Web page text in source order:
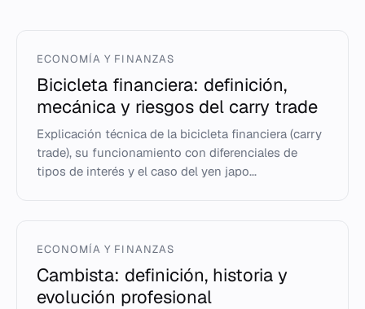
ECONOMÍA Y FINANZAS
Bicicleta financiera: definición,
mecánica y riesgos del carry trade
Explicación técnica de la bicicleta financiera (carry
trade), su funcionamiento con diferenciales de
tipos de interés y el caso del yen japo...
ECONOMÍA Y FINANZAS
Cambista: definición, historia y
evolución profesional